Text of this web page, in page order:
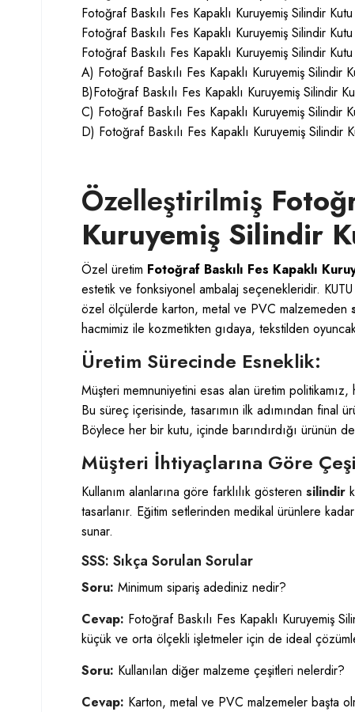
Fotoğraf Baskılı Fes Kapaklı Kuruyemiş Silindir
Fotoğraf Baskılı Fes Kapaklı Kuruyemiş Silindir
Fotoğraf Baskılı Fes Kapaklı Kuruyemiş Silindir
A) Fotoğraf Baskılı Fes Kapaklı Kuruyemiş Silindir
B)Fotoğraf Baskılı Fes Kapaklı Kuruyemiş Silindir
C) Fotoğraf Baskılı Fes Kapaklı Kuruyemiş Silindir
D) Fotoğraf Baskılı Fes Kapaklı Kuruyemiş Silindir
Özelleştirilmiş
Kuruyemiş Silindir
Özel üretim Fotoğraf Baskılı Fes Kapaklı
estetik ve fonksiyonel ambalaj seçenekleridir.
özel ölçülerde karton, metal ve PVC malzemeden
hacmimiz ile kozmetikten gıdaya, tekstilden
Üretim Sürecinde Esneklik:
Müşteri memnuniyetini esas alan üretim politikamız,
Bu süreç içerisinde, tasarımın ilk adımından
Böylece her bir kutu, içinde barındırdığı ürünün
Müşteri İhtiyaçlarına Göre
Kullanım alanlarına göre farklılık gösteren silindir
tasarlanır. Eğitim setlerinden medikal ürünlere
sunar.
SSS: Sıkça Sorulan Sorular
Soru: Minimum sipariş adediniz nedir?
Cevap: Fotoğraf Baskılı Fes Kapaklı Kuruyemiş
küçük ve orta ölçekli işletmeler için de ideal
Soru: Kullanılan diğer malzeme çeşitleri nelerdir?
Cevap: Karton, metal ve PVC malzemeler başta